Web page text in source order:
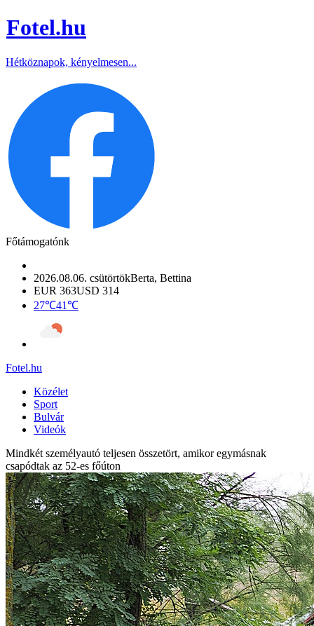
Fotel.hu
Hétköznapok, kényelmesen...
Főtámogatónk
2026.08.06. csütörtökBerta, Bettina
EUR 363USD 314
27℃41℃
Fotel.hu
Közélet
Sport
Bulvár
Videók
Mindkét személyautó teljesen összetört, amikor egymásnak
csapódtak az 52-es főúton